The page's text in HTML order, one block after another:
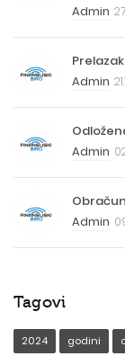
Admin
Admin
Admin
Admin
Tagovi
2024 godini